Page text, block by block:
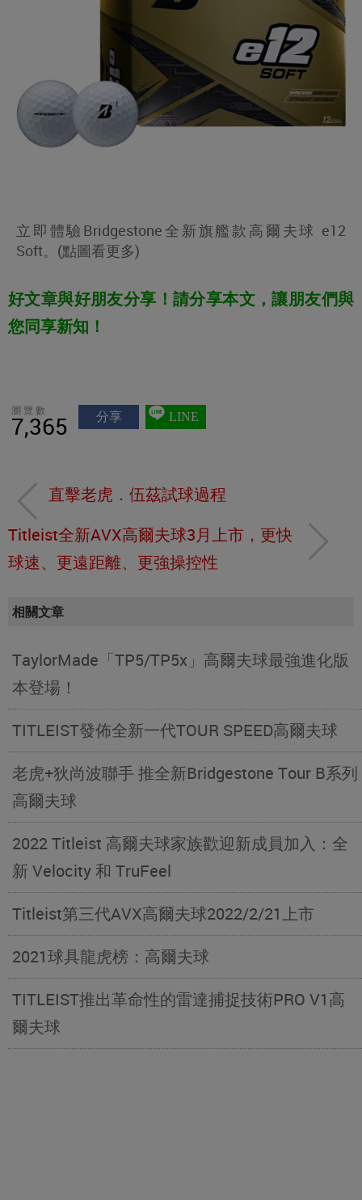
立即體驗Bridgestone全新旗艦款高爾夫球 e12
Soft。(點圖看更多)
好文章與好朋友分享！請分享本文，讓朋友們與
您同享新知！
瀏覽數
7,365 分享 LINE
直擊老虎．伍茲試球過程
Titleist全新AVX高爾夫球3月上市，更快
球速、更遠距離、更強操控性
相關文章
TaylorMade「TP5/TP5x」高爾夫球最強進化版
本登場！
TITLEIST發佈全新一代TOUR SPEED高爾夫球
老虎+狄尚波聯手 推全新Bridgestone Tour B系列
高爾夫球
2022 Titleist 高爾夫球家族歡迎新成員加入：全
新 Velocity 和 TruFeel
Titleist第三代AVX高爾夫球2022/2/21上市
2021球具龍虎榜：高爾夫球
TITLEIST推出革命性的雷達捕捉技術PRO V1高
爾夫球